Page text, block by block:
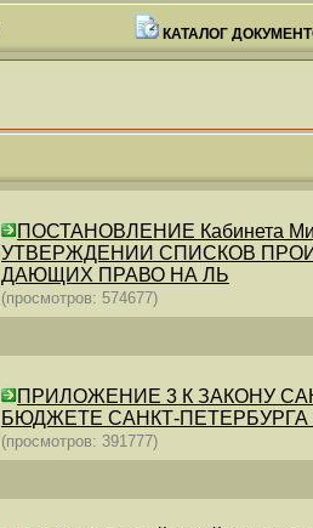
КАТАЛОГ
ПОСТАНОВЛЕНИЕ Кабинета
УТВЕРЖДЕНИИ СПИСКОВ
ДАЮЩИХ ПРАВО НА ЛЬ
(просмотров: 574677)
ПРИЛОЖЕНИЕ 3 К ЗАКОНУ
БЮДЖЕТЕ САНКТ-ПЕТЕРБУРГА
(просмотров: 391777)